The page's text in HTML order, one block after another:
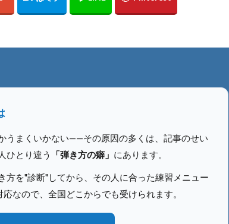
うまくいかない——その原因の多くは、記事のせい
ひとり違う
「弾き方の癖」 にあります。
方を"診断"してから、その人に合った練習メニュー
なので、全国どこからでも受けられます。